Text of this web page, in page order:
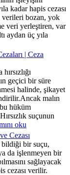
kadar hapis cezası
verileri bozan, yok
veri yerleştiren, var
aydan üç yıla
| Ceza
geçici bir süre
halinde, şikayet
malın
hüküm
suçunun
oku
Cezası
bir suçu,
da işlenmeyen bir
sağlayacak
cezası verilir.